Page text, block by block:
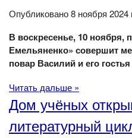
Опубликовано 8 ноября 2024
В воскресенье, 10
Емельяненко» совершит
повар Василий и его
Читать дальше »
Дом учёных
литературный